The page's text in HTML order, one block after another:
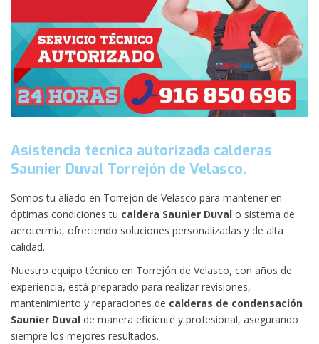
Asistencia técnica autorizada calderas
Saunier Duval Torrejón de Velasco.
Somos tu aliado en Torrejón de Velasco para mantener en
óptimas condiciones tu caldera Saunier Duval o sistema de
aerotermia, ofreciendo soluciones personalizadas y de alta
calidad.
Nuestro equipo técnico en Torrejón de Velasco, con años de
experiencia, está preparado para realizar revisiones,
mantenimiento y reparaciones de calderas de condensación
Saunier Duval de manera eficiente y profesional, asegurando
siempre los mejores resultados.